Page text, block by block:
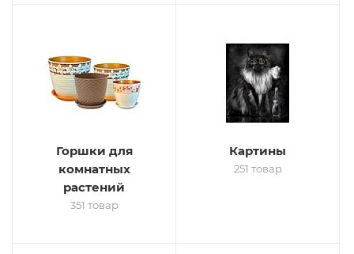
Горшки для
комнатных
растений
351 товар
Картины
251 товар